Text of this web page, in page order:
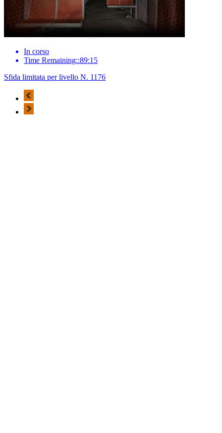
In corso
Time Remaining::89:15
Sfida limitata per livello N. 1176